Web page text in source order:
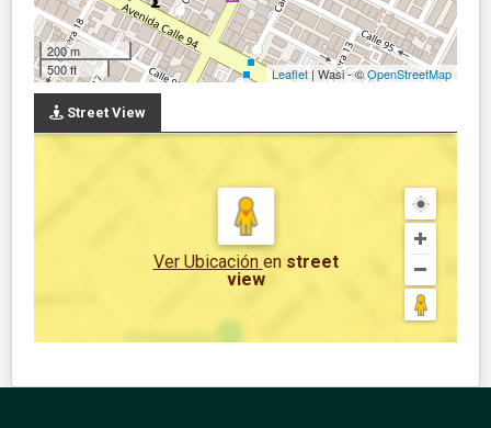
200 m
500 ft
Leaflet | Wasi - ©OpenStreetMap
Street View
Ver Ubicación en street
view